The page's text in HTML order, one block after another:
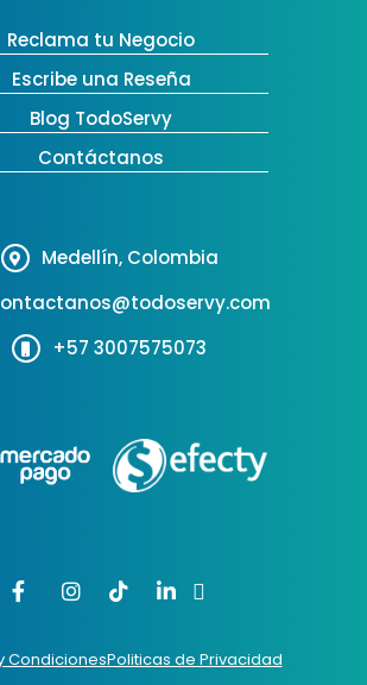
Reclama tu Negocio
Escribe una Reseña
Blog TodoServy
Contáctanos
Medellín, Colombia
+57 3007575073
CondicionesPoliticas de Privacidad